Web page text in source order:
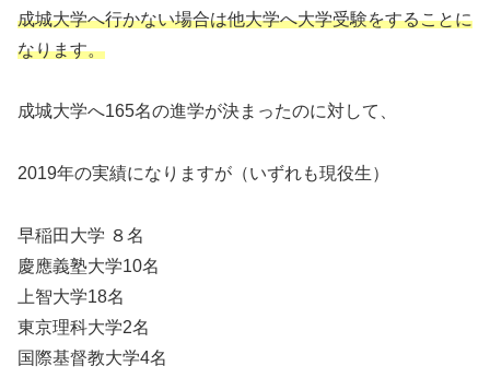
成城大学へ行かない場合は他大学へ大学受験をすることに
なります。
成城大学へ165名の進学が決まったのに対して、
2019年の実績になりますが（いずれも現役生）
早稲田大学 ８名
慶應義塾大学10名
上智大学18名
東京理科大学2名
国際基督教大学4名